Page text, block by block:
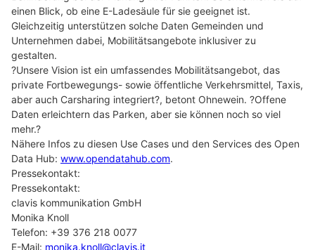
einen Blick, ob eine E-Ladesäule für sie geeignet ist.
Gleichzeitig unterstützen solche Daten Gemeinden und
Unternehmen dabei, Mobilitätsangebote inklusiver zu
gestalten.
?Unsere Vision ist ein umfassendes Mobilitätsangebot, das
private Fortbewegungs- sowie öffentliche Verkehrsmittel, Taxis,
aber auch Carsharing integriert?, betont Ohnewein. ?Offene
Daten erleichtern das Parken, aber sie können noch so viel
mehr.?
Nähere Infos zu diesen Use Cases und den Services des Open
Data Hub: www.opendatahub.com.
Pressekontakt:
Pressekontakt:
clavis kommunikation GmbH
Monika Knoll
Telefon: +39 376 218 0077
E-Mail: monika.knoll@clavis.it